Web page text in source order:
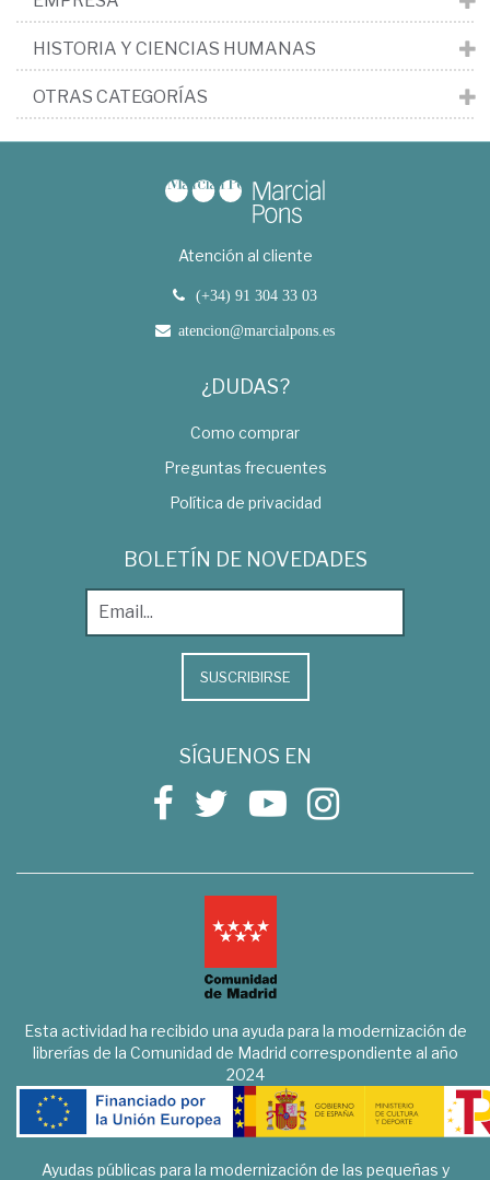
HISTORIA Y CIENCIAS HUMANAS
OTRAS CATEGORÍAS
Atención al cliente
(+34) 91 304 33 03
atencion@marcialpons.es
¿DUDAS?
Como comprar
Preguntas frecuentes
Política de privacidad
BOLETÍN DE NOVEDADES
SUSCRIBIRSE
SÍGUENOS EN
Esta actividad ha recibido una ayuda para la modernización de
librerías de la Comunidad de Madrid correspondiente al año
2024
Ayudas públicas para la modernización de las pequeñas y